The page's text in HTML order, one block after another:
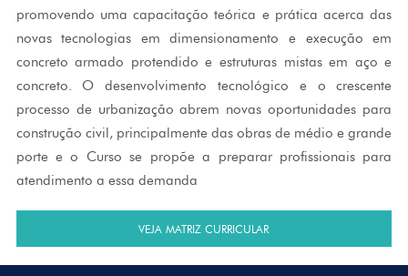
promovendo uma capacitação teórica e prática acerca das
novas tecnologias em dimensionamento e execução em
concreto armado protendido e estruturas mistas em aço e
concreto. O desenvolvimento tecnológico e o crescente
processo de urbanização abrem novas oportunidades para
construção civil, principalmente das obras de médio e grande
porte e o Curso se propõe a preparar profissionais para
atendimento a essa demanda
VEJA MATRIZ CURRICULAR